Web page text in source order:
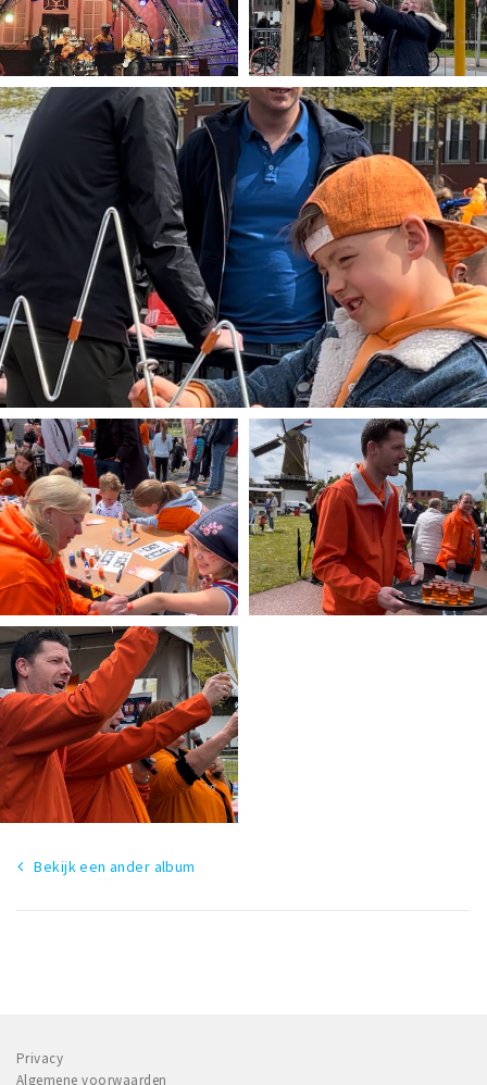
Bekijk een ander album
Privacy
Algemene voorwaarden